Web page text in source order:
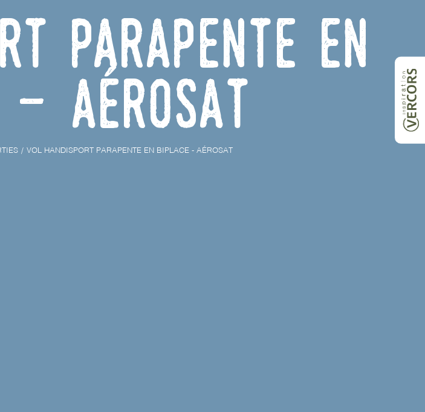
Parapente en
AéroSAT
VOL HANDISPORT PARAPENTE EN BIPLACE - AÉROSAT